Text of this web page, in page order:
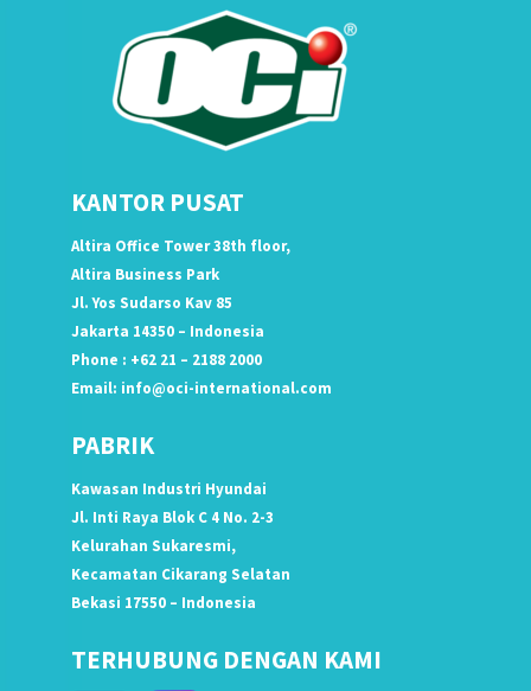
KANTOR PUSAT
Altira Office Tower 38th floor,
Altira Business Park
Jl. Yos Sudarso Kav 85
Jakarta 14350 – Indonesia
Phone : +62 21 – 2188 2000
Email: info@oci-international.com
PABRIK
Kawasan Industri Hyundai
Jl. Inti Raya Blok C 4 No. 2-3
Kelurahan Sukaresmi,
Kecamatan Cikarang Selatan
Bekasi 17550 – Indonesia
TERHUBUNG DENGAN KAMI